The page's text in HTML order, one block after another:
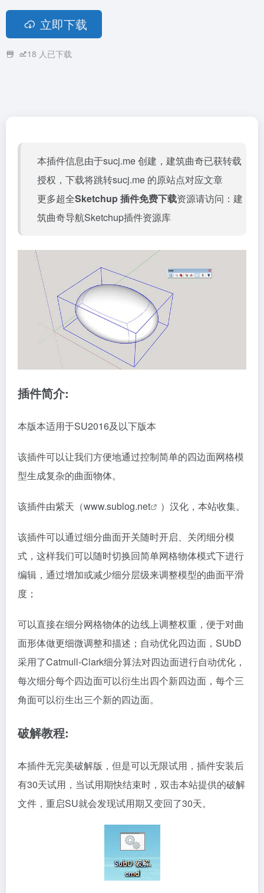
立即下载
18 人已下载
本插件信息由于sucj.me 创建，建筑曲奇已获转载
授权，下载将跳转sucj.me 的原站点对应文章
更多超全Sketchup 插件免费下载资源请访问： 建
筑曲奇导航Sketchup插件资源库
插件简介:
本版本适用于SU2016及以下版本
该插件可以让我们方便地通过控制简单的四边面网格模
型生成复杂的曲面物体。
该插件由紫天（www.sublog.net ）汉化，本站收集。
该插件可以通过细分曲面开关随时开启、关闭细分模
式，这样我们可以随时切换回简单网格物体模式下进行
编辑，通过增加或减少细分层级来调整模型的曲面平滑
度；
可以直接在细分网格物体的边线上调整权重，便于对曲
面形体做更细微调整和描述；自动优化四边面，SUbD
采用了Catmull-Clark细分算法对四边面进行自动优化，
每次细分每个四边面可以衍生出四个新四边面，每个三
角面可以衍生出三个新的四边面。
破解教程:
本插件无完美破解版，但是可以无限试用，插件安装后
有30天试用，当试用期快结束时，双击本站提供的破解
文件，重启SU就会发现试用期又变回了30天。